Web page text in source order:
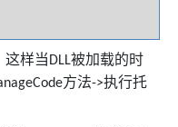
这样当 DLL被加载的时
方法->执行托